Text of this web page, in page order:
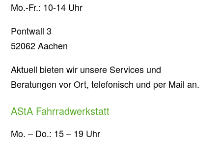
Mo.-Fr.: 10-14 Uhr
Pontwall 3
52062 Aachen
Aktuell bieten wir unsere Services und
Beratungen vor Ort, telefonisch und per Mail an.
AStA Fahrradwerkstatt
Mo. – Do.: 15 – 19 Uhr